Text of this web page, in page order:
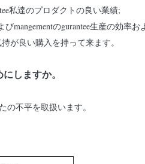
私達のプロダクトの良い業績;
びmangementのgurantee生産の効率
が良い購入を持って来ます。
しますか。
の不平を取扱います。